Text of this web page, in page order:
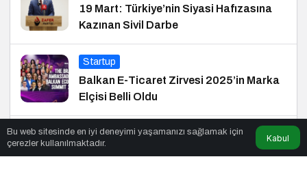
19 Mart: Türkiye’nin Siyasi Hafızasına
Kazınan Sivil Darbe
Startup
Balkan E-Ticaret Zirvesi 2025’in Marka
Elçisi Belli Oldu
Kültür Sanat
Bu web sitesinde en iyi deneyimi yaşamanızı sağlamak için
çerezler kullanılmaktadır.
Kabul